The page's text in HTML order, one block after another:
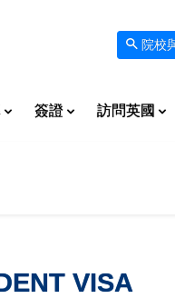
院校
簽證 訪問英國
VISA